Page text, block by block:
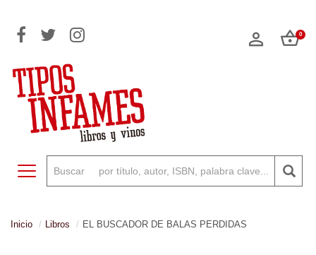
0
Toggle navigation
Inicio Libros EL BUSCADOR DE BALAS PERDIDAS